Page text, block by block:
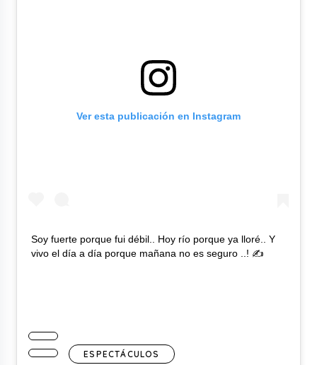
Ver esta publicación en Instagram
Soy fuerte porque fui débil.. Hoy río porque ya lloré.. Y
vivo el día a día porque mañana no es seguro ..! ✍
ESPECTÁCULOS